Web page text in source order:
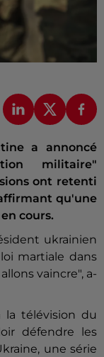
a annoncé
militaire"
ont retenti
qu'une
cours.
ukrainien
martiale dans
vaincre", a-
la télévision du
défendre les
une série